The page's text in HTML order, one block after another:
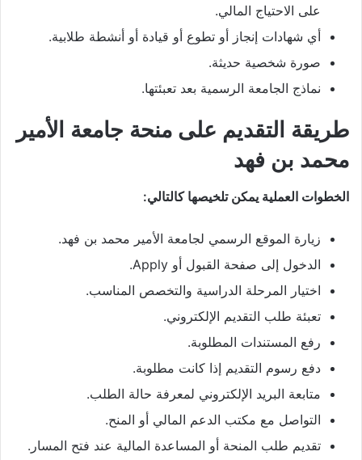
على الاحتياج المالي.
أي شهادات إنجاز أو تطوع أو قيادة أو أنشطة طلابية.
صورة شخصية حديثة.
نماذج الجامعة الرسمية بعد تعبئتها.
طريقة التقديم على منحة جامعة الأمير
محمد بن فهد
الخطوات العملية يمكن تلخيصها كالتالي:
زيارة الموقع الرسمي لجامعة الأمير محمد بن فهد.
الدخول إلى صفحة القبول أو Apply.
اختيار المرحلة الدراسية والتخصص المناسب.
تعبئة طلب التقديم الإلكتروني.
رفع المستندات المطلوبة.
دفع رسوم التقديم إذا كانت مطلوبة.
متابعة البريد الإلكتروني لمعرفة حالة الطلب.
التواصل مع مكتب الدعم المالي أو المنح.
تقديم طلب المنحة أو المساعدة المالية عند فتح المسار.